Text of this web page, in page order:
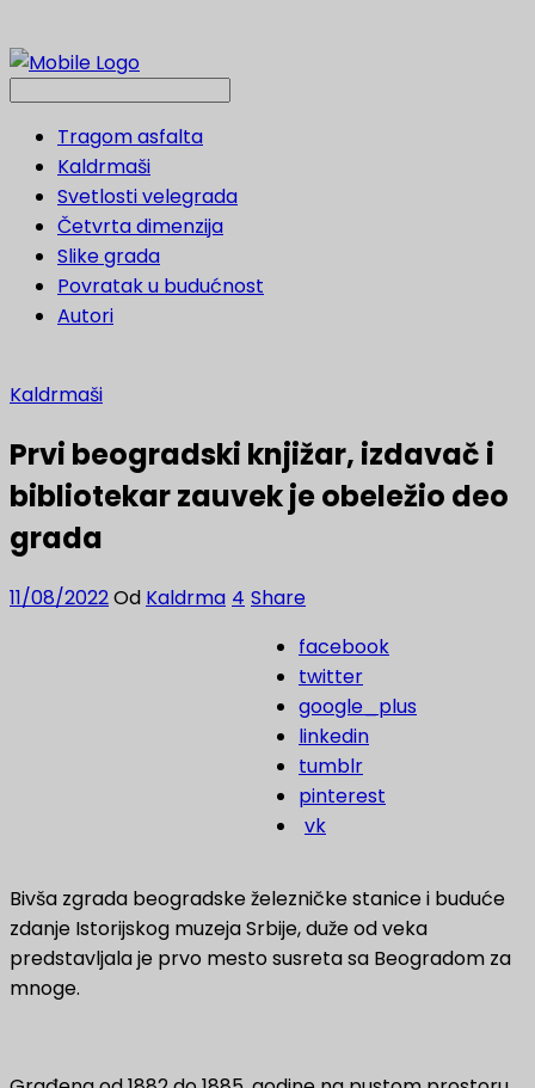
Tragom asfalta
Kaldrmaši
Svetlosti velegrada
Četvrta dimenzija
Slike grada
Povratak u budućnost
Autori
Kaldrmaši
Prvi beogradski knjižar, izdavač i
bibliotekar zauvek je obeležio deo
grada
11/08/2022Od Kaldrma 4 Share
facebook
twitter
google_plus
linkedin
tumblr
pinterest
vk
Bivša zgrada beogradske železničke stanice i buduće
zdanje Istorijskog muzeja Srbije, duže od veka
predstavljala je prvo mesto susreta sa Beogradom za
mnoge.